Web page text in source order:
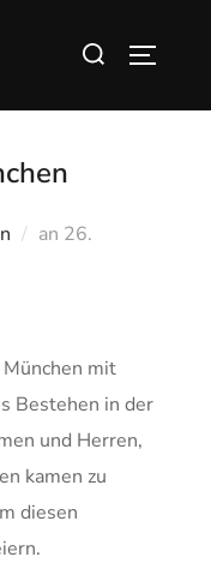
an 26.
mit
Bestehen in der
und Herren,
kamen zu
diesen